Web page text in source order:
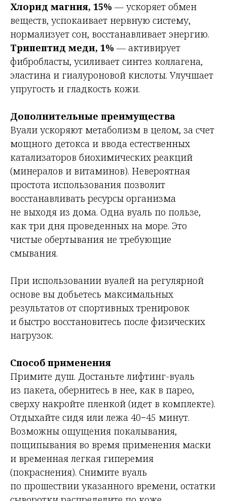
Хлорид магния, 15% — ускоряет обмен
веществ, успокаивает нервную систему,
нормализует сон, восстанавливает энергию.
Трипептид меди, 1% — активирует
фибробласты, усиливает синтез коллагена,
эластина и гиалуроновой кислоты. Улучшает
упругость и гладкость кожи.
Дополнительные преимущества
Вуали ускоряют метаболизм в целом, за счет
мощного детокса и ввода естественных
катализаторов биохимических реакций
(минералов и витаминов). Невероятная
простота использования позволит
восстанавливать ресурсы организма
не выходя из дома. Одна вуаль по пользе,
как три дня проведенных на море. Это
чистые обертывания не требующие
смывания.
При использовании вуалей на регулярной
основе вы добьетесь максимальных
результатов от спортивных тренировок
и быстро восстановитесь после физических
нагрузок.
Способ применения
Примите душ. Достаньте лифтинг-вуаль
из пакета, обернитесь в нее, как в парео,
сверху накройте пленкой (идет в комплекте).
Отдыхайте сидя или лежа 40−45 минут.
Возможны ощущения покалывания,
пощипывания во время применения маски
и временная легкая гиперемия
(покраснения). Снимите вуаль
по прошествии указанного времени, остатки